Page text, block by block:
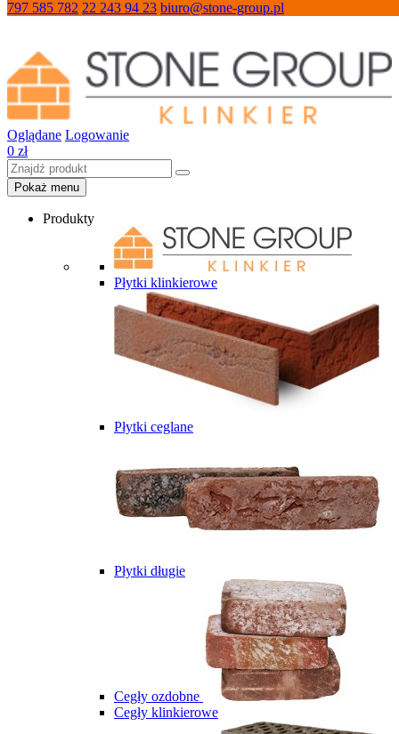
797 585 782 22 243 94 23 biuro@stone-group.pl
Oglądane Logowanie
0 zł
Pokaż menu
Produkty
Płytki klinkierowe
Płytki ceglane
Płytki długie
Cegły ozdobne
Cegły klinkierowe